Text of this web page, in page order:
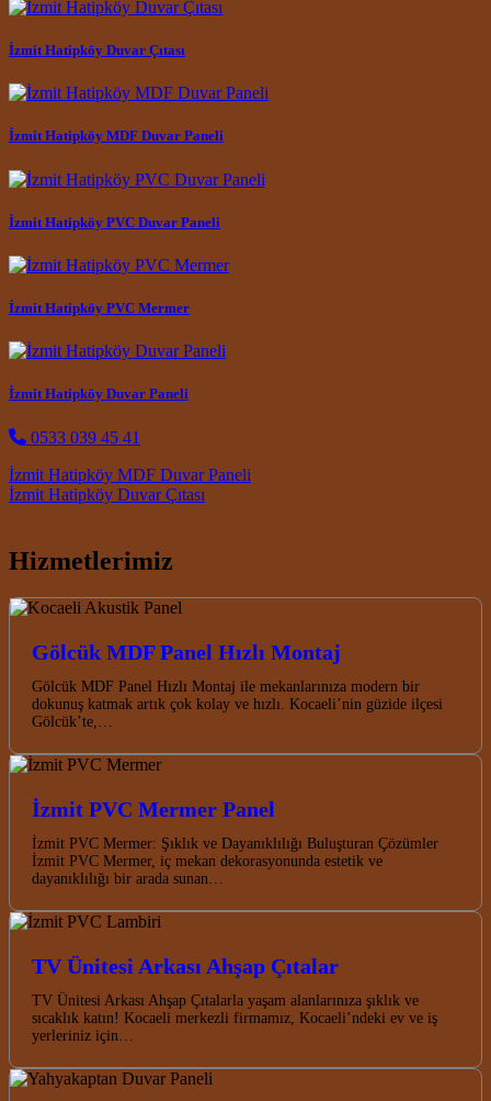
İzmit Hatipköy Duvar Çıtası
İzmit Hatipköy MDF Duvar Paneli
İzmit Hatipköy PVC Duvar Paneli
İzmit Hatipköy PVC Mermer
İzmit Hatipköy Duvar Paneli
0533 039 45 41
Post navigation
İzmit Hatipköy MDF Duvar Paneli
İzmit Hatipköy Duvar Çıtası
Hizmetlerimiz
Gölcük MDF Panel Hızlı Montaj
Gölcük MDF Panel Hızlı Montaj ile mekanlarınıza modern bir
dokunuş katmak artık çok kolay ve hızlı. Kocaeli’nin güzide ilçesi
Gölcük’te,…
İzmit PVC Mermer Panel
İzmit PVC Mermer: Şıklık ve Dayanıklılığı Buluşturan Çözümler
İzmit PVC Mermer, iç mekan dekorasyonunda estetik ve
dayanıklılığı bir arada sunan…
TV Ünitesi Arkası Ahşap Çıtalar
TV Ünitesi Arkası Ahşap Çıtalarla yaşam alanlarınıza şıklık ve
sıcaklık katın! Kocaeli merkezli firmamız, Kocaeli’ndeki ev ve iş
yerleriniz için…